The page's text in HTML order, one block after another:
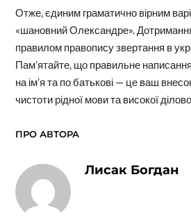
Отже, єдиним граматично вірним
«шановний Олександре».
правилом правопису звертання в
Пам’ятайте, що правильне
на ім’я та по батькові — це ваш
чистоти рідної мови та високої
ПРО АВТОРА
Лисак Богдан